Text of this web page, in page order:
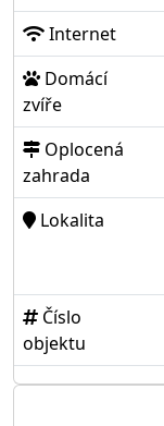
Internet
Domácí
zvíře
Oplocená
zahrada
Lokalita
Číslo
objektu